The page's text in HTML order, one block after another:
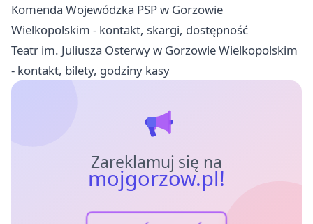
Komenda Wojewódzka PSP w Gorzowie
Wielkopolskim - kontakt, skargi, dostępność
Teatr im. Juliusza Osterwy w Gorzowie Wielkopolskim
- kontakt, bilety, godziny kasy
Zareklamuj się na
mojgorzow.pl!